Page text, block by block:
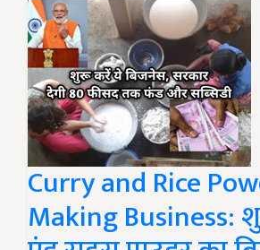
Curry and Rice
Making Business: